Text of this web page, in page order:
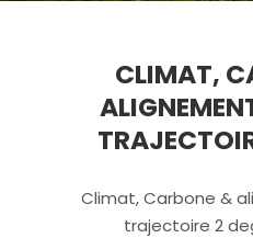
CLIMAT,
Climat, Carbone &
trajectoire 2